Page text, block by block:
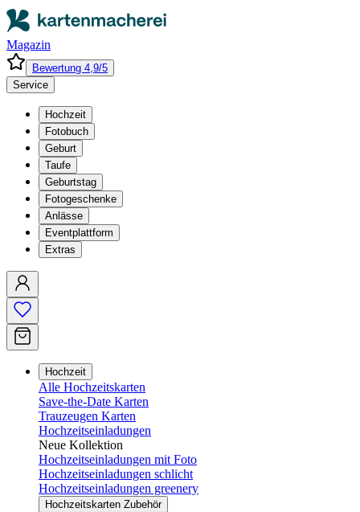
Magazin
Bewertung 4,9/5
Service
Hochzeit
Fotobuch
Geburt
Taufe
Geburtstag
Fotogeschenke
Anlässe
Eventplattform
Extras
Hochzeit
Alle Hochzeitskarten
Save-the-Date Karten
Trauzeugen Karten
Hochzeitseinladungen
Neue Kollektion
Hochzeitseinladungen mit Foto
Hochzeitseinladungen schlicht
Hochzeitseinladungen greenery
Hochzeitskarten Zubehör